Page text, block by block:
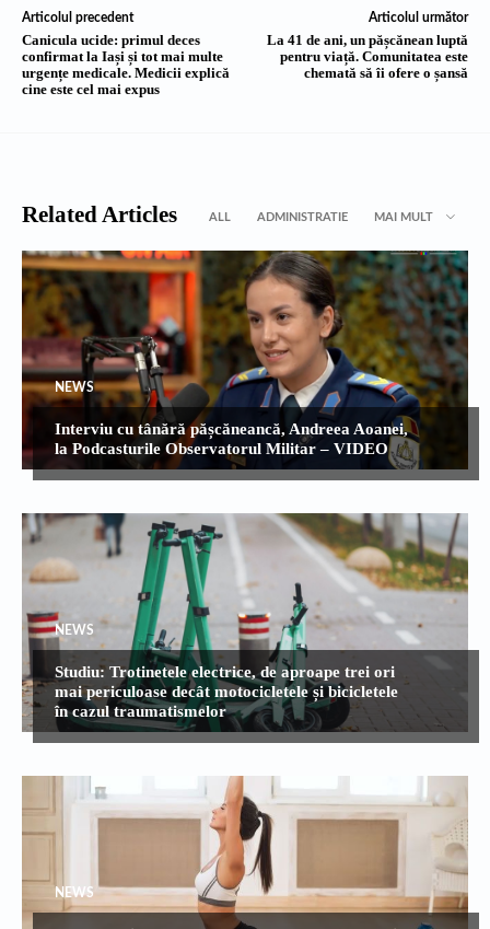
Articolul precedent
Canicula ucide: primul deces
confirmat la Iași și tot mai multe
urgențe medicale. Medicii explică
cine este cel mai expus
Articolul următor
La 41 de ani, un pășcănean luptă
pentru viață. Comunitatea este
chemată să îi ofere o șansă
Related Articles ALL ADMINISTRATIE MAI MULT
NEWS
Interviu cu tânără pășcăneancă, Andreea Aoanei,
la Podcasturile Observatorul Militar – VIDEO
NEWS
Studiu: Trotinetele electrice, de aproape trei ori
mai periculoase decât motocicletele și bicicletele
în cazul traumatismelor
NEWS